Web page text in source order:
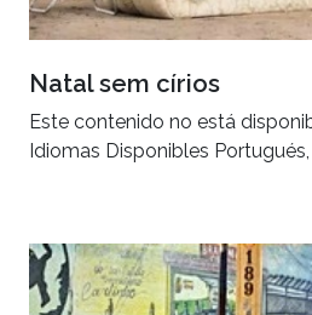
Natal sem círios
Este contenido no está
Idiomas Disponibles